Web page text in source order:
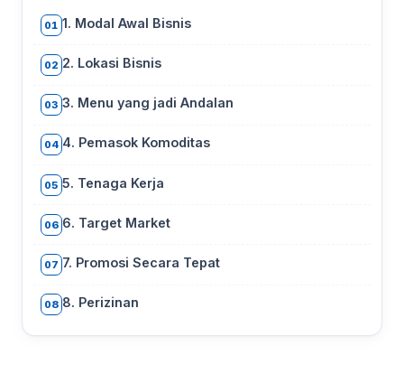
01 1. Modal Awal Bisnis
02 2. Lokasi Bisnis
03 3. Menu yang jadi Andalan
04 4. Pemasok Komoditas
05 5. Tenaga Kerja
06 6. Target Market
07 7. Promosi Secara Tepat
08 8. Perizinan